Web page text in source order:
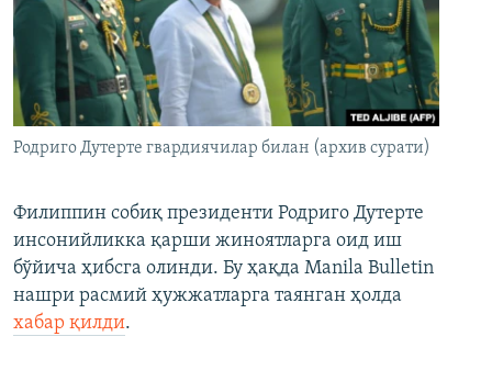
Родриго Дутерте гвардиячилар билан (архив сурати)
Филиппин собиқ президенти Родриго Дутерте
инсонийликка қарши жиноятларга оид иш
бўйича ҳибсга олинди. Бу ҳақда Manila Bulletin
нашри расмий ҳужжатларга таянган ҳолда
хабар қилди.